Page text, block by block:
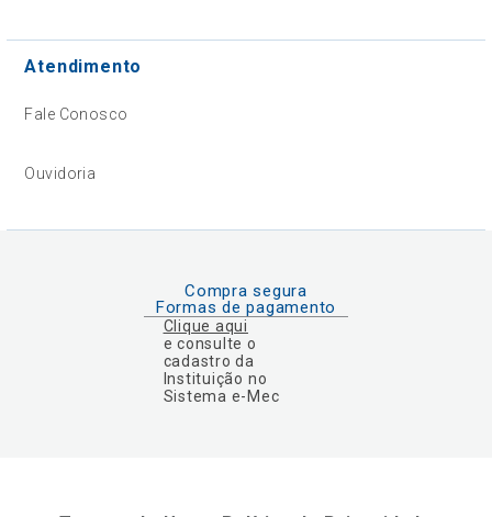
Atendimento
Fale Conosco
Ouvidoria
Compra segura
Formas de pagamento
Clique aqui
e consulte o
cadastro da
Instituição no
Sistema e-Mec